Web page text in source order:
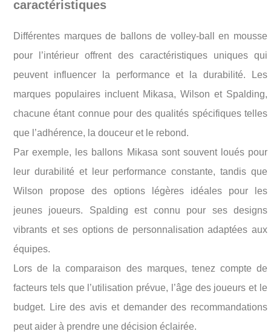
caractéristiques
Différentes marques de ballons de volley-ball en mousse
pour l’intérieur offrent des caractéristiques uniques qui
peuvent influencer la performance et la durabilité. Les
marques populaires incluent Mikasa, Wilson et Spalding,
chacune étant connue pour des qualités spécifiques telles
que l’adhérence, la douceur et le rebond.
Par exemple, les ballons Mikasa sont souvent loués pour
leur durabilité et leur performance constante, tandis que
Wilson propose des options légères idéales pour les
jeunes joueurs. Spalding est connu pour ses designs
vibrants et ses options de personnalisation adaptées aux
équipes.
Lors de la comparaison des marques, tenez compte de
facteurs tels que l’utilisation prévue, l’âge des joueurs et le
budget. Lire des avis et demander des recommandations
peut aider à prendre une décision éclairée.